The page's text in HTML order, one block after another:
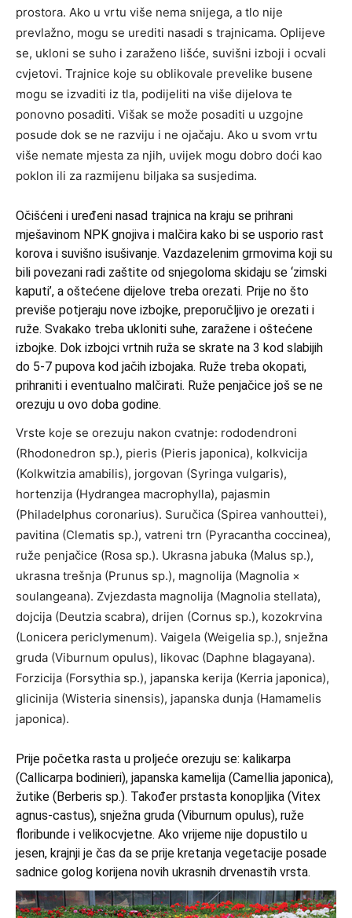
prostora. Ako u vrtu više nema snijega, a tlo nije
prevlažno, mogu se urediti nasadi s trajnicama. Oplijeve
se, ukloni se suho i zaraženo lišće, suvišni izboji i ocvali
cvjetovi. Trajnice koje su oblikovale prevelike busene
mogu se izvaditi iz tla, podijeliti na više dijelova te
ponovno posaditi. Višak se može posaditi u uzgojne
posude dok se ne razviju i ne ojačaju. Ako u svom vrtu
više nemate mjesta za njih, uvijek mogu dobro doći kao
poklon ili za razmijenu biljaka sa susjedima.
Očišćeni i uređeni nasad trajnica na kraju se prihrani
mješavinom NPK gnojiva i malčira kako bi se usporio rast
korova i suvišno isušivanje. Vazdazelenim grmovima koji su
bili povezani radi zaštite od snjegoloma skidaju se ‘zimski
kaputi’, a oštećene dijelove treba orezati. Prije no što
previše potjeraju nove izbojke, preporučljivo je orezati i
ruže. Svakako treba ukloniti suhe, zaražene i oštećene
izbojke. Dok izbojci vrtnih ruža se skrate na 3 kod slabijih
do 5-7 pupova kod jačih izbojaka. Ruže treba okopati,
prihraniti i eventualno malčirati. Ruže penjačice još se ne
orezuju u ovo doba godine.
Vrste koje se orezuju nakon cvatnje: rododendroni
(Rhodonedron sp.), pieris (Pieris japonica), kolkvicija
(Kolkwitzia amabilis), jorgovan (Syringa vulgaris),
hortenzija (Hydrangea macrophylla), pajasmin
(Philadelphus coronarius). Suručica (Spirea vanhouttei),
pavitina (Clematis sp.), vatreni trn (Pyracantha coccinea),
ruže penjačice (Rosa sp.). Ukrasna jabuka (Malus sp.),
ukrasna trešnja (Prunus sp.), magnolija (Magnolia ×
soulangeana). Zvjezdasta magnolija (Magnolia stellata),
dojcija (Deutzia scabra), drijen (Cornus sp.), kozokrvina
(Lonicera periclymenum). Vaigela (Weigelia sp.), snježna
gruda (Viburnum opulus), likovac (Daphne blagayana).
Forzicija (Forsythia sp.), japanska kerija (Kerria japonica),
glicinija (Wisteria sinensis), japanska dunja (Hamamelis
japonica).
Prije početka rasta u proljeće orezuju se: kalikarpa
(Callicarpa bodinieri), japanska kamelija (Camellia japonica),
žutike (Berberis sp.). Također prstasta konopljika (Vitex
agnus-castus), snježna gruda (Viburnum opulus), ruže
floribunde i velikocvjetne. Ako vrijeme nije dopustilo u
jesen, krajnji je čas da se prije kretanja vegetacije posade
sadnice golog korijena novih ukrasnih drvenastih vrsta.